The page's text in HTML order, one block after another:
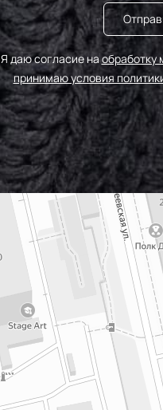
Я даю согласие наобработку
принимаю условия